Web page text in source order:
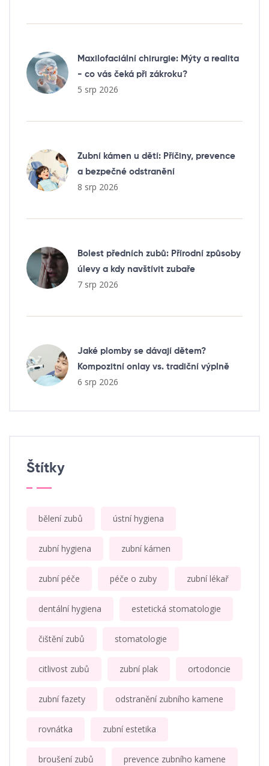
Maxilofaciální chirurgie: Mýty a realita
- co vás čeká při zákroku?
5 srp 2026
Zubní kámen u dětí: Příčiny, prevence
a bezpečné odstranění
8 srp 2026
Bolest předních zubů: Přírodní způsoby
úlevy a kdy navštívit zubaře
7 srp 2026
Jaké plomby se dávají dětem?
Kompozitní onlay vs. tradiční výplně
6 srp 2026
Štítky
bělení zubů ústní hygiena
zubní hygiena zubní kámen
zubní péče péče o zuby zubní lékař
dentální hygiena estetická stomatologie
čištění zubů stomatologie
citlivost zubů zubní plak ortodoncie
zubní fazety odstranění zubního kamene
rovnátka zubní estetika
broušení zubů prevence zubního kamene